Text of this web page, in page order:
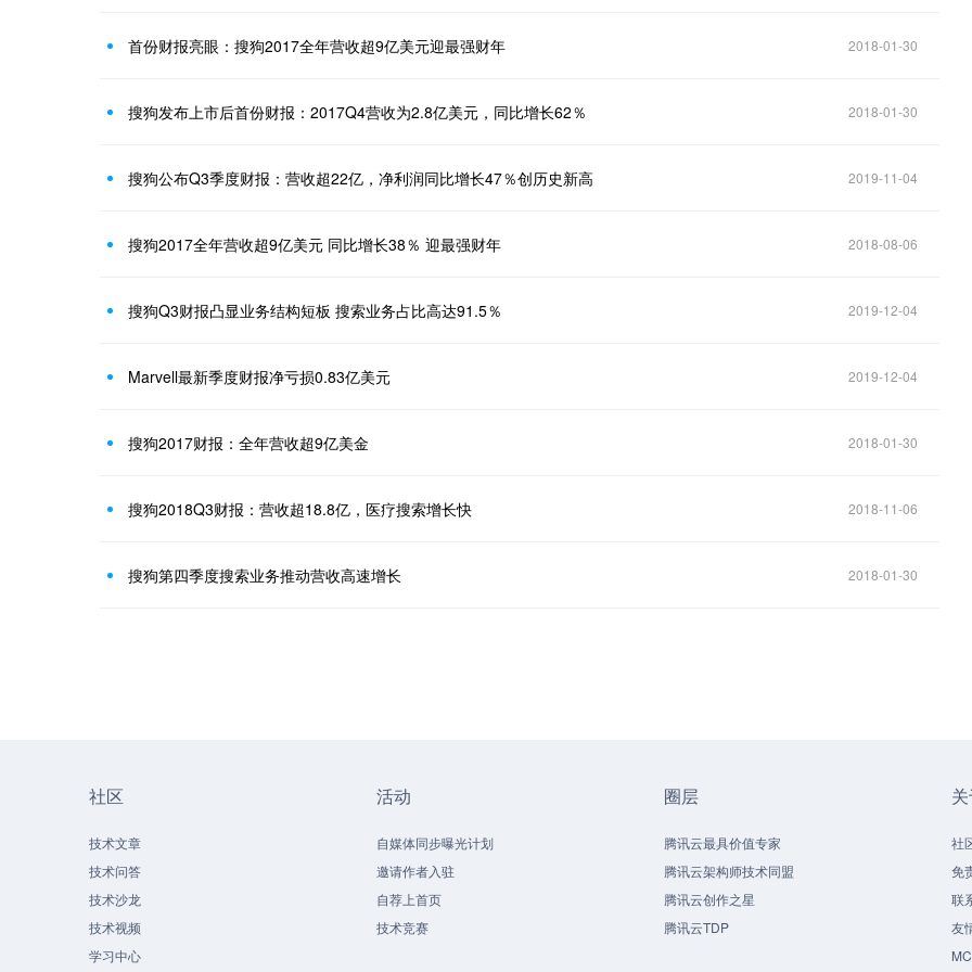
首份财报亮眼：搜狗2017全年营收超9亿美元迎最强财年 2018-01-30
搜狗发布上市后首份财报：2017Q4营收为2.8亿美元，同比增长62％ 2018-01-30
搜狗公布Q3季度财报：营收超22亿，净利润同比增长47％创历史新高 2019-11-04
搜狗2017全年营收超9亿美元 同比增长38％ 迎最强财年 2018-08-06
搜狗Q3财报凸显业务结构短板 搜索业务占比高达91.5％ 2019-12-04
Marvell最新季度财报净亏损0.83亿美元 2019-12-04
搜狗2017财报：全年营收超9亿美金 2018-01-30
搜狗2018Q3财报：营收超18.8亿，医疗搜索增长快 2018-11-06
搜狗第四季度搜索业务推动营收高速增长 2018-01-30
社区
技术文章
技术问答
技术沙龙
技术视频
学习中心
活动
自媒体同步曝光计划
邀请作者入驻
自荐上首页
技术竞赛
圈层
腾讯云最具价值专家
腾讯云架构师技术同盟
腾讯云创作之星
腾讯云TDP
社
免
联
友